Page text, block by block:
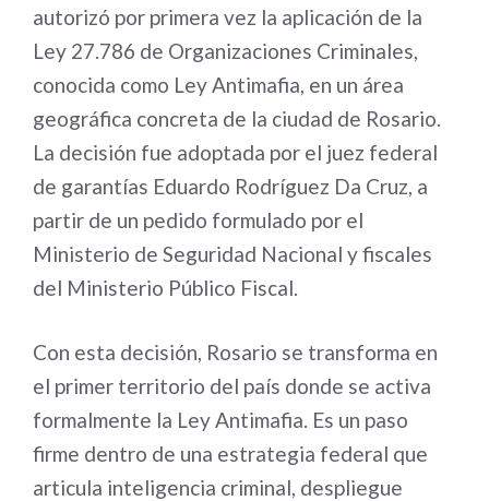
autorizó por primera vez la aplicación de la
Ley 27.786 de Organizaciones Criminales,
conocida como Ley Antimafia, en un área
geográfica concreta de la ciudad de Rosario.
La decisión fue adoptada por el juez federal
de garantías Eduardo Rodríguez Da Cruz, a
partir de un pedido formulado por el
Ministerio de Seguridad Nacional y fiscales
del Ministerio Público Fiscal.
Con esta decisión, Rosario se transforma en
el primer territorio del país donde se activa
formalmente la Ley Antimafia. Es un paso
firme dentro de una estrategia federal que
articula inteligencia criminal, despliegue